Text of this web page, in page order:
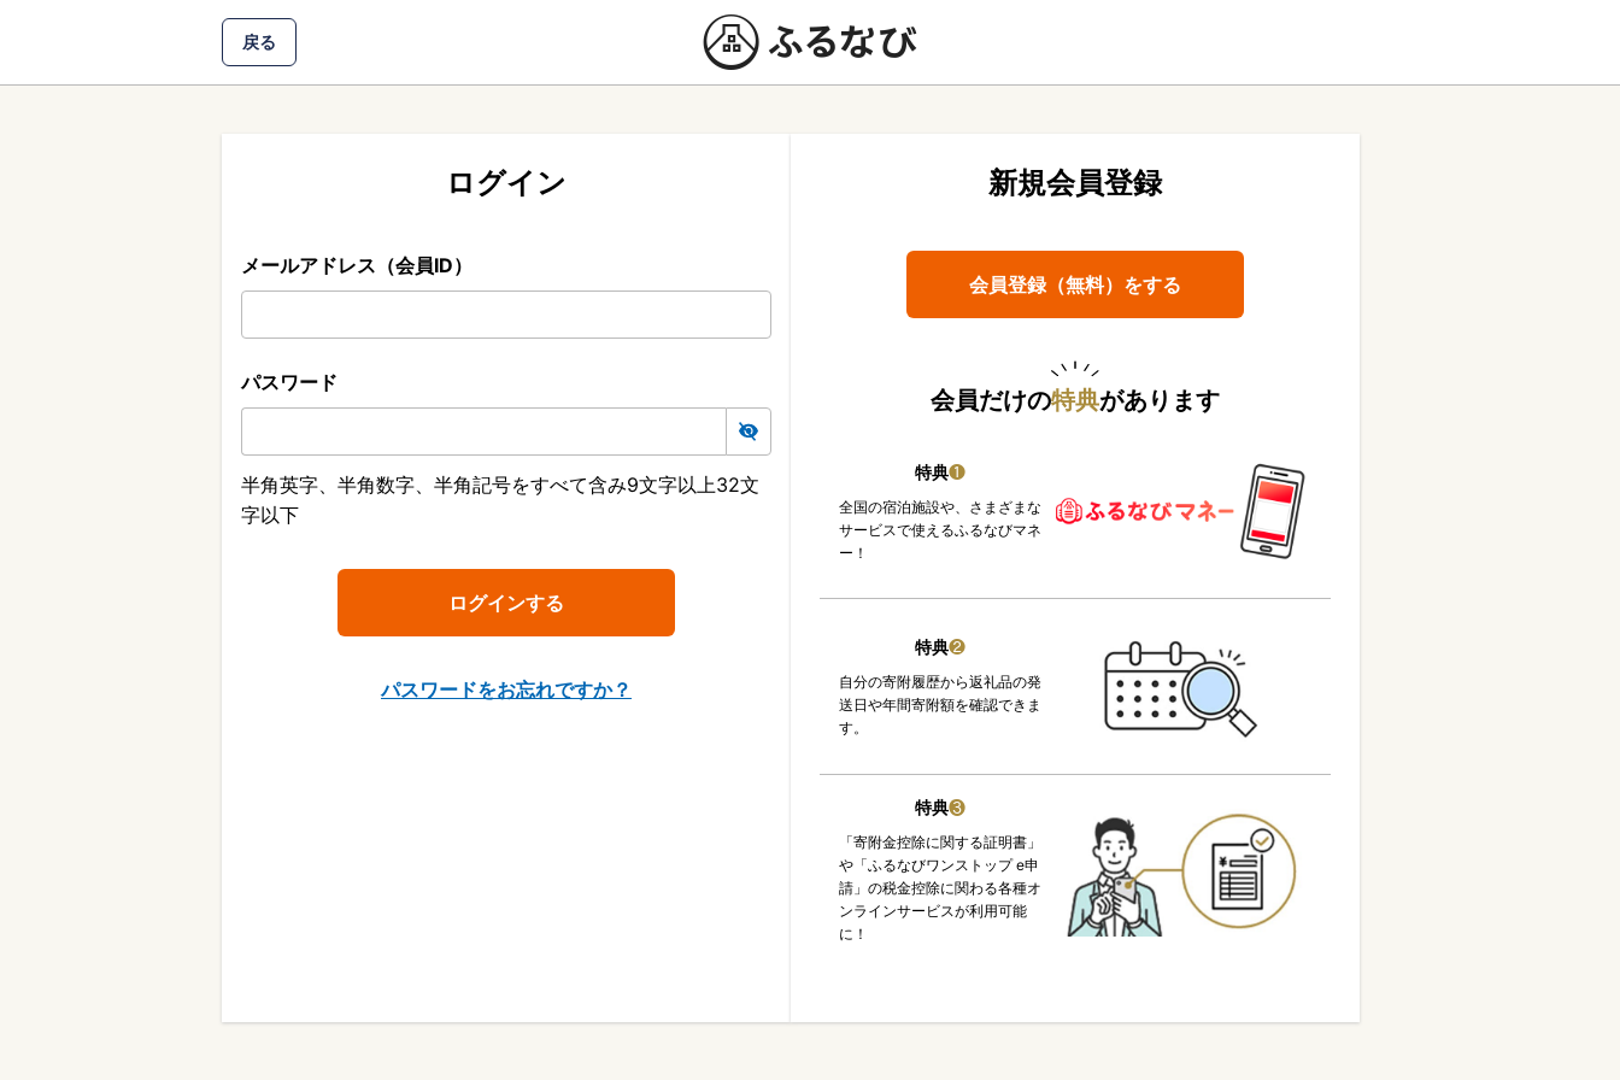
戻る
ログイン
メールアドレス（会員ID）
パスワード
半角英字、半角数字、半角記号をすべて含み9文字以上32文
字以下
パスワードをお忘れですか？
新規会員登録
会員登録（無料）をする
会員だけの特典があります
特典❶
全国の宿泊施設や、さまざまな
サービスで使えるふるなびマネ
ー！
特典❷
自分の寄附履歴から返礼品の発
送日や年間寄附額を確認できま
す。
特典❸
「寄附金控除に関する証明書」
や「ふるなびワンストップ e申
請」の税金控除に関わる各種オ
ンラインサービスが利用可能
に！